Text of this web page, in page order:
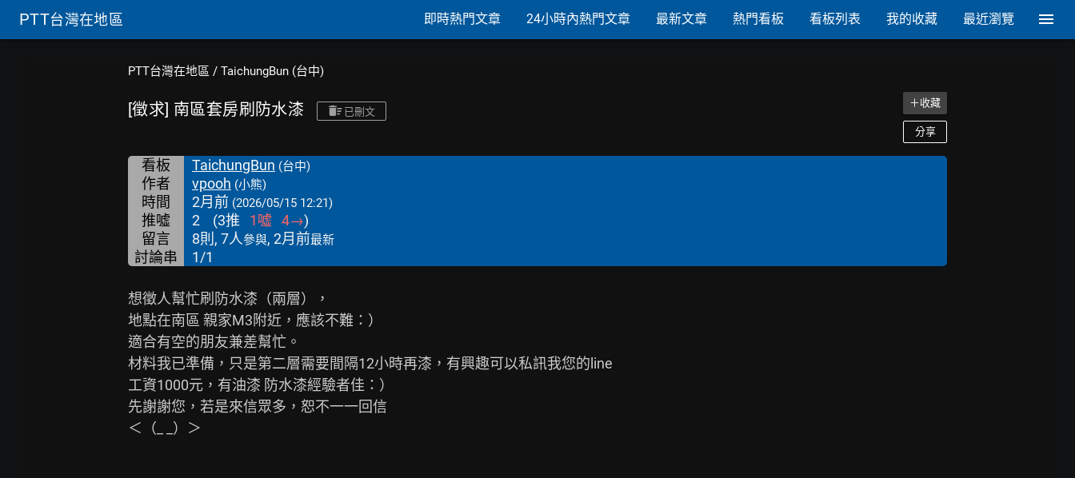
PTT台灣在地區 即時熱門文章 24小時內熱門文章 最新文章 熱門看板 看板列表 我的收藏 最近瀏覽
PTT台灣在地區 / TaichungBun (台中)
[徵求] 南區套房刷防水漆 已刪文
＋收藏
分享
看板 TaichungBun (台中)
作者 vpooh (小熊)
時間 2月前 (2026/05/15 12:21)
推噓 2 (3推 1噓 4→)
留言
8則, 7人參與, 2月前最新
討論串 1/1
想徵人幫忙刷防水漆（兩層），
地點在南區 親家M3附近，應該不難：）
適合有空的朋友兼差幫忙。
材料我已準備，只是第二層需要間隔12小時再漆，有興趣可以私訊我您的line
工資1000元，有油漆 防水漆經驗者佳：）
先謝謝您，若是來信眾多，恕不一一回信
＜（_ _）＞